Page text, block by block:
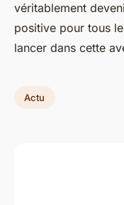
véritablement
positive pour tous
lancer dans cette
Actu